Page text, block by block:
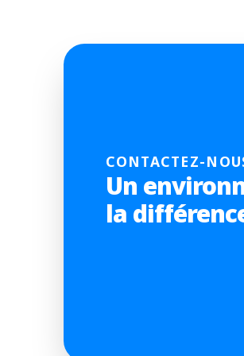
Visiter le site web
ISS Hong Kong
Hong Kong
Visiter le site web
CONTACTEZ-
Un
la